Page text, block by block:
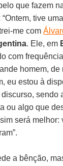
que fazem
tive
me com
. Ele, em
com
homem, de
eu estou à
sendo
ou algo que
será melhor:
a bênção,